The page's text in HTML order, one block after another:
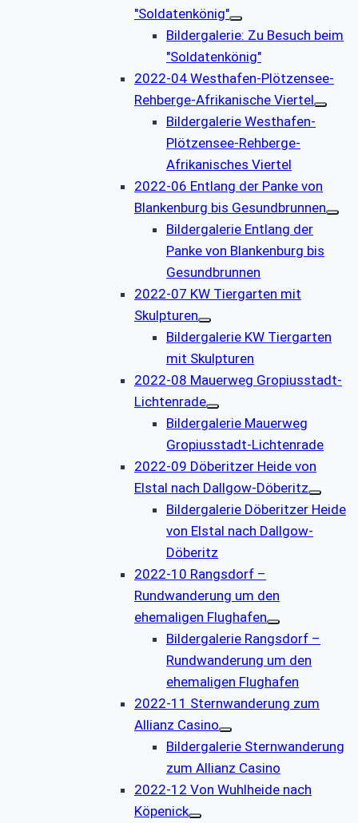
"Soldatenkönig"
Bildergalerie: Zu Besuch beim
"Soldatenkönig"
2022-04 Westhafen-Plötzensee-
Rehberge-Afrikanische Viertel
Bildergalerie Westhafen-
Plötzensee-Rehberge-
Afrikanisches Viertel
2022-06 Entlang der Panke von
Blankenburg bis Gesundbrunnen
Bildergalerie Entlang der
Panke von Blankenburg bis
Gesundbrunnen
2022-07 KW Tiergarten mit
Skulpturen
Bildergalerie KW Tiergarten
mit Skulpturen
2022-08 Mauerweg Gropiusstadt-
Lichtenrade
Bildergalerie Mauerweg
Gropiusstadt-Lichtenrade
2022-09 Döberitzer Heide von
Elstal nach Dallgow-Döberitz
Bildergalerie Döberitzer Heide
von Elstal nach Dallgow-
Döberitz
2022-10 Rangsdorf –
Rundwanderung um den
ehemaligen Flughafen
Bildergalerie Rangsdorf –
Rundwanderung um den
ehemaligen Flughafen
2022-11 Sternwanderung zum
Allianz Casino
Bildergalerie Sternwanderung
zum Allianz Casino
2022-12 Von Wuhlheide nach
Köpenick